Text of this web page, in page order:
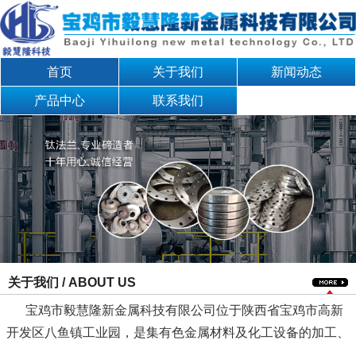
首页 关于我们 新闻动态
产品中心 联系我们
关于我们 / ABOUT US
宝鸡市毅慧隆新金属科技有限公司位于陕西省宝鸡市高新
开发区八鱼镇工业园，是集有色金属材料及化工设备的加工、